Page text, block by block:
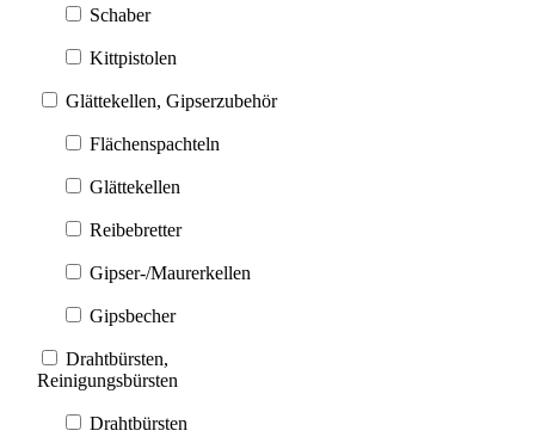
Schaber
Kittpistolen
Glättekellen, Gipserzubehör
Flächenspachteln
Glättekellen
Reibebretter
Gipser-/Maurerkellen
Gipsbecher
Drahtbürsten,
Reinigungsbürsten
Drahtbürsten